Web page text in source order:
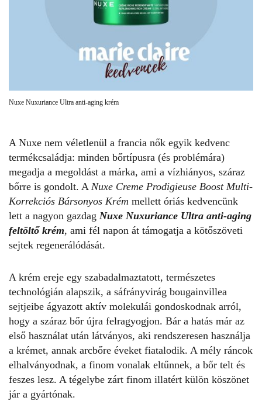
Nuxe Nuxuriance Ultra anti-aging krém
A Nuxe nem véletlenül a francia nők egyik kedvenc
termékcsaládja: minden bőrtípusra (és problémára)
megadja a megoldást a márka, ami a vízhiányos, száraz
bőrre is gondolt. A Nuxe Creme Prodigieuse Boost Multi-
Korrekciós Bársonyos Krém mellett óriás kedvencünk
lett a nagyon gazdag Nuxe Nuxuriance Ultra anti-aging
feltöltő krém, ami fél napon át támogatja a kötőszöveti
sejtek regenerálódását.
A krém ereje egy szabadalmaztatott, természetes
technológián alapszik, a sáfrányvirág bougainvillea
sejtjeibe ágyazott aktív molekulái gondoskodnak arról,
hogy a száraz bőr újra felragyogjon. Bár a hatás már az
első használat után látványos, aki rendszeresen használja
a krémet, annak arcbőre éveket fiatalodik. A mély ráncok
elhalványodnak, a finom vonalak eltűnnek, a bőr telt és
feszes lesz. A tégelybe zárt finom illatért külön köszönet
jár a gyártónak.